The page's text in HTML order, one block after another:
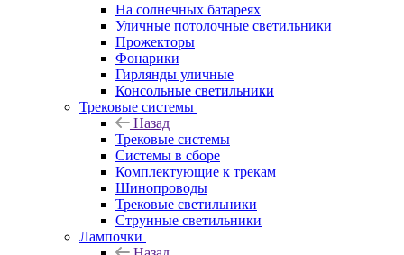
На солнечных батареях
Уличные потолочные светильники
Прожекторы
Фонарики
Гирлянды уличные
Консольные светильники
Трековые системы
Назад
Трековые системы
Системы в сборе
Комплектующие к трекам
Шинопроводы
Трековые светильники
Струнные светильники
Лампочки